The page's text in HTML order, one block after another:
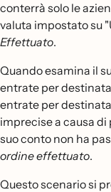
conterrà solo le
valuta impostato su
Effettuato.
Quando esamina il
entrate per
entrate per
imprecise a causa
suo conto non ha
ordine effettuato.
Questo scenario si